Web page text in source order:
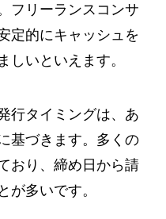
フリーランスコンサ
定的にキャッシュを
しいといえます。
行タイミングは、あ
基づきます。多くの
おり、締め日から請
が多いです。